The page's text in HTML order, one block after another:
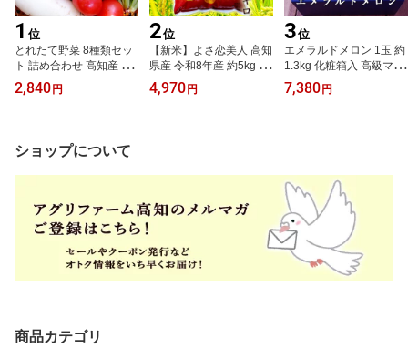
1 位
とれたて野菜 8種類セッ
ト 詰め合わせ 高知産 レ
シピ・追加機能付き 送料
無料 新鮮 お取り寄せ 地
直 詰め合わせ クール便
新鮮 葉物 根菜 香味 定番
野菜 翌日発送も可
2,840 円
2位
【新米】よさ恋美人 高知
県産 令和8年産 約5kg 高
育76号 開発14年 粘りと
甘みがあり美しい粒 精米
4,970 円
3位
エメラルドメロン 1玉 約
1.3kg 化粧箱入 高級マス
クメロン 送料無料 ギフ
ト プレゼント 産地直送
7,380 円
ショップについて
商品カテゴリ